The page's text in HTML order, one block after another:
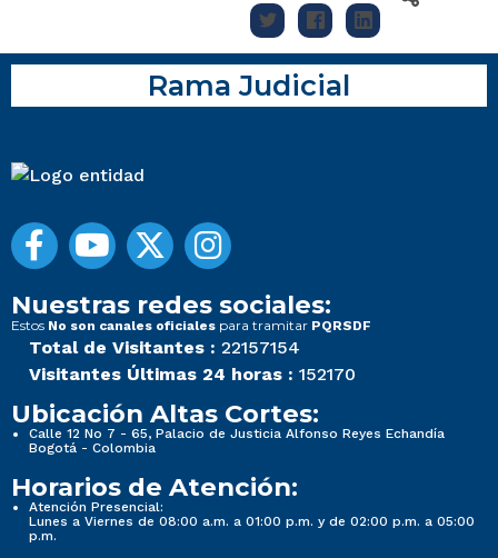
Rama Judicial
Nuestras redes sociales:
Estos No son canales oficiales para tramitar PQRSDF
Total de Visitantes : 22157154
Visitantes Últimas 24 horas : 152170
Ubicación Altas Cortes:
Calle 12 No 7 - 65, Palacio de Justicia Alfonso Reyes Echandía
Bogotá - Colombia
Horarios de Atención:
Atención Presencial:
Lunes a Viernes de 08:00 a.m. a 01:00 p.m. y de 02:00 p.m. a 05:00
p.m.